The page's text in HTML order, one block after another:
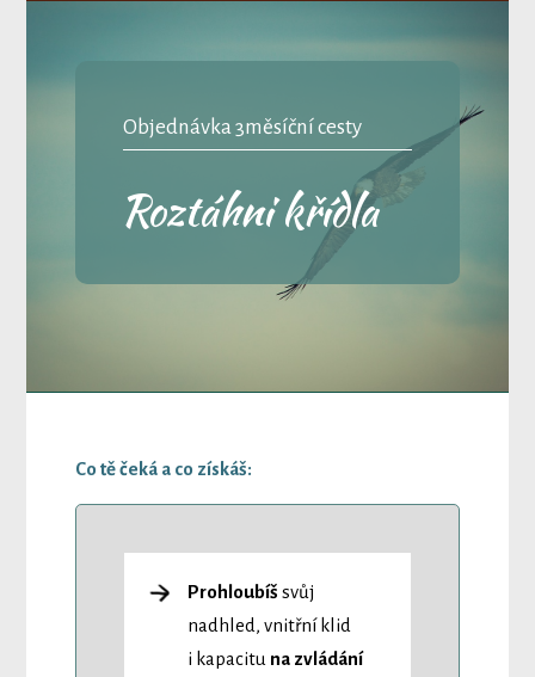
Objednávka 3měsíční cesty
Roztáhni křídla
Co tě čeká a co získáš:
Prohloubíš svůj
nadhled, vnitřní klid
i kapacitu na zvládání